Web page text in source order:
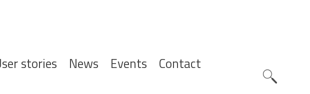
stories News Events Contact